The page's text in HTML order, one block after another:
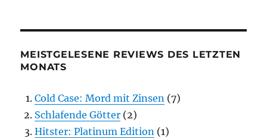
MEISTGELESENE REVIEWS DES LETZTEN
MONATS
Cold Case: Mord mit Zinsen (7)
Schlafende Götter (2)
Hitster: Platinum Edition (1)